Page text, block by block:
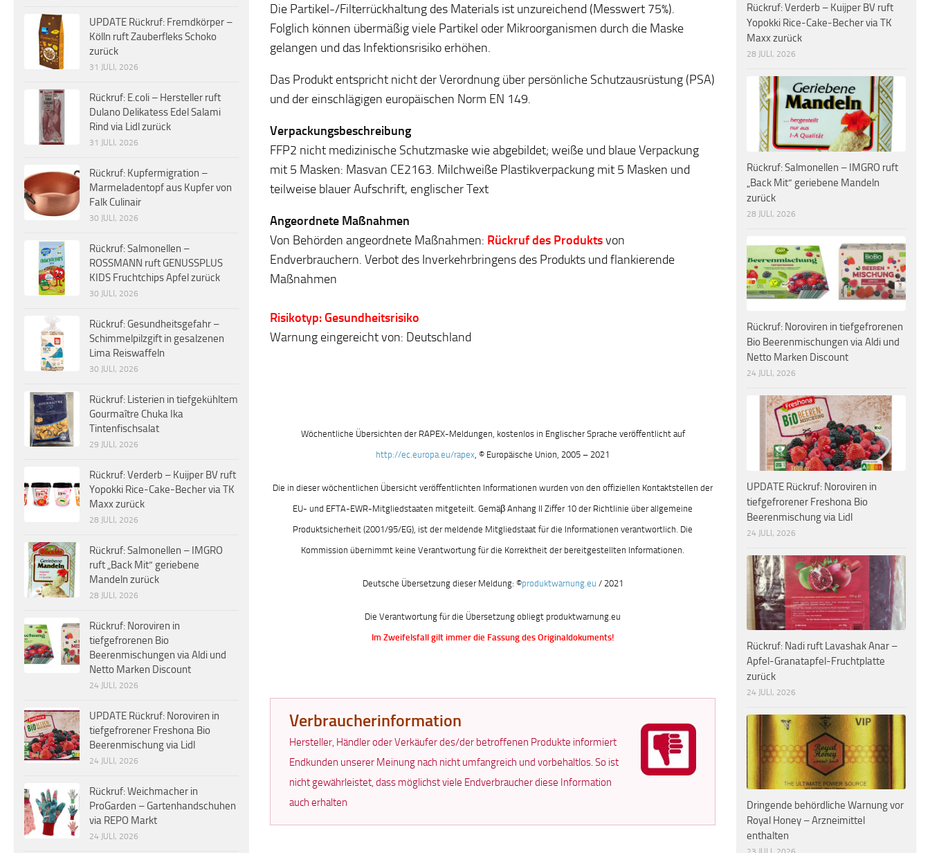
Die Partikel-/Filterrückhaltung des Materials ist unzureichend (Messwert 75%).
Folglich können übermäßig viele Partikel oder Mikroorganismen durch die Maske
gelangen und das Infektionsrisiko erhöhen.
Das Produkt entspricht nicht der Verordnung über persönliche Schutzausrüstung (PSA)
und der einschlägigen europäischen Norm EN 149.
Verpackungsbeschreibung
FFP2 nicht medizinische Schutzmaske wie abgebildet; weiße und blaue Verpackung
mit 5 Masken: Masvan CE2163. Milchweiße Plastikverpackung mit 5 Masken und
teilweise blauer Aufschrift, englischer Text
Angeordnete Maßnahmen
Von Behörden angeordnete Maßnahmen: Rückruf des Produktsvon
Endverbrauchern. Verbot des Inverkehrbringens des Produkts und flankierende
Maßnahmen
Risikotyp: Gesundheitsrisiko
Warnung eingereicht von: Deutschland
Wöchentliche Übersichten der RAPEX-Meldungen, kostenlos in Englischer Sprache veröffentlicht auf
http://ec.europa.eu/rapex , © Europäische Union, 2005 – 2021
Die in dieser wöchentlichen Übersicht veröffentlichten Informationen wurden von den offiziellen Kontaktstellen der
EU- und EFTA-EWR-Mitgliedstaaten mitgeteilt. Gemäβ Anhang II Ziffer 10 der Richtlinie über allgemeine
Produktsicherheit (2001/95/EG), ist der meldende Mitgliedstaat für die Informationen verantwortlich. Die
Kommission übernimmt keine Verantwortung für die Korrektheit der bereitgestellten Informationen.
Deutsche Übersetzung dieser Meldung: ©produktwarnung.eu / 2021
Die Verantwortung für die Übersetzung obliegt produktwarnung.eu
Im Zweifelsfall gilt immer die Fassung des Originaldokuments!
Verbraucherinformation
Hersteller, Händler oder Verkäufer des/der betroffenen Produkte informiert
Endkunden unserer Meinung nach nicht umfangreich und vorbehaltlos. So ist
nicht gewährleistet, dass möglichst viele Endverbraucher diese Information
auch erhalten
UPDATE Rückruf: Fremdkörper –
Kölln ruft Zauberfleks Schoko
zurück
31 JULI, 2026
Rückruf: E.coli – Hersteller ruft
Dulano Delikatess Edel Salami
Rind via Lidl zurück
31 JULI, 2026
Rückruf: Kupfermigration –
Marmeladentopf aus Kupfer von
Falk Culinair
30 JULI, 2026
Rückruf: Salmonellen –
ROSSMANN ruft GENUSSPLUS
KIDS Fruchtchips Apfel zurück
30 JULI, 2026
Rückruf: Gesundheitsgefahr –
Schimmelpilzgift in gesalzenen
Lima Reiswaffeln
30 JULI, 2026
Rückruf: Listerien in tiefgekühltem
Gourmaître Chuka Ika
Tintenfischsalat
29 JULI, 2026
Rückruf: Verderb – Kuijper BV ruft
Yopokki Rice-Cake-Becher via TK
Maxx zurück
28 JULI, 2026
Rückruf: Salmonellen – IMGRO
ruft „Back Mit“ geriebene
Mandeln zurück
28 JULI, 2026
Rückruf: Noroviren in
tiefgefrorenen Bio
Beerenmischungen via Aldi und
Netto Marken Discount
24 JULI, 2026
UPDATE Rückruf: Noroviren in
tiefgefrorener Freshona Bio
Beerenmischung via Lidl
24 JULI, 2026
Rückruf: Weichmacher in
ProGarden – Gartenhandschuhen
via REPO Markt
24 JULI, 2026
Rückruf: Verderb – Kuijper BV ruft
Yopokki Rice-Cake-Becher via TK
Maxx zurück
28 JULI, 2026
Rückruf: Salmonellen – IMGRO ruft
„Back Mit“ geriebene Mandeln
zurück
28 JULI, 2026
Rückruf: Noroviren in tiefgefrorenen
Bio Beerenmischungen via Aldi und
Netto Marken Discount
24 JULI, 2026
UPDATE Rückruf: Noroviren in
tiefgefrorener Freshona Bio
Beerenmischung via Lidl
24 JULI, 2026
Rückruf: Nadi ruft Lavashak Anar –
Apfel-Granatapfel-Fruchtplatte
zurück
24 JULI, 2026
Dringende behördliche Warnung vor
Royal Honey – Arzneimittel
enthalten